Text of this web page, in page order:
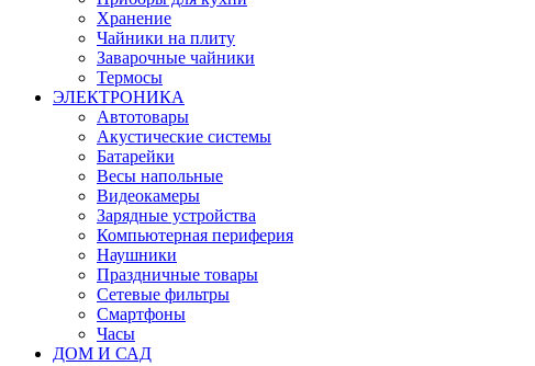
Хранение
Чайники на плиту
Заварочные чайники
Термосы
ЭЛЕКТРОНИКА
Автотовары
Акустические системы
Батарейки
Весы напольные
Видеокамеры
Зарядные устройства
Компьютерная периферия
Наушники
Праздничные товары
Сетевые фильтры
Смартфоны
Часы
ДОМ И САД